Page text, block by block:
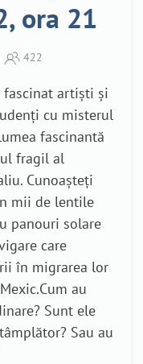
ora 21
422
artiști și
cu misterul
fascinantă
fragil al
Cunoașteți
mii de lentile
panouri solare
care
în migrarea lor
au
Sunt ele
Sau au